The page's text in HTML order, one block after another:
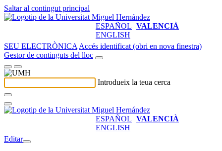
Saltar al contingut principal
ESPAÑOL VALENCIÀ
ENGLISH
SEU ELECTRÒNICA Accés identificat (obri en nova finestra)
Gestor de continguts del lloc
Introdueix la teua cerca
ESPAÑOL VALENCIÀ
ENGLISH
Editar